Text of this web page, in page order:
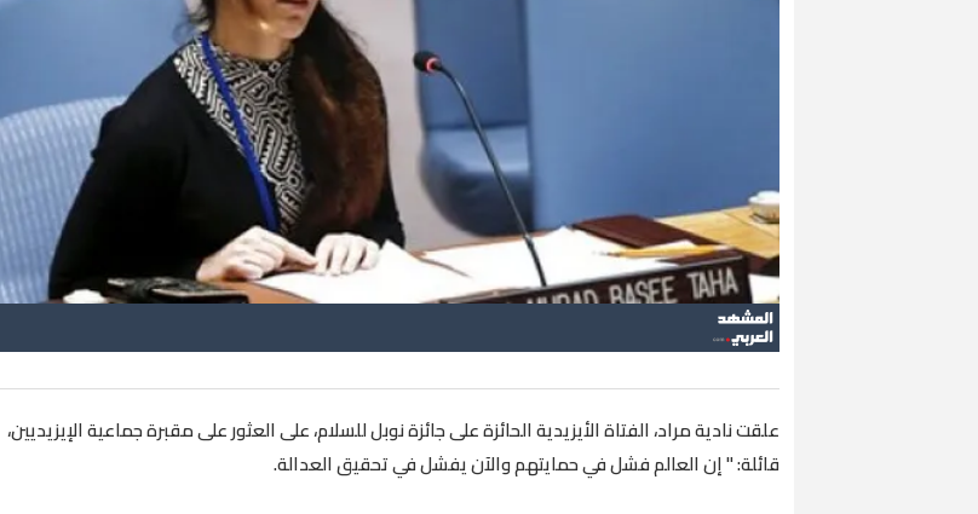
علقت نادية مراد، الفتاة الأيزيدية الحائزة على جائزة نوبل للسلام، على العثور على مقبرة جماعية الإيزيديين،
قائلة: " إن العالم فشل في حمايتهم والآن يفشل في تحقيق العدالة.